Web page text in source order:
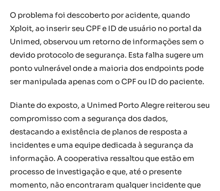
O problema foi descoberto por acidente, quando
Xploit, ao inserir seu CPF e ID de usuário no portal da
Unimed, observou um retorno de informações sem o
devido protocolo de segurança. Esta falha sugere um
ponto vulnerável onde a maioria dos endpoints pode
ser manipulada apenas com o CPF ou ID do paciente.
Diante do exposto, a Unimed Porto Alegre reiterou seu
compromisso com a segurança dos dados,
destacando a existência de planos de resposta a
incidentes e uma equipe dedicada à segurança da
informação. A cooperativa ressaltou que estão em
processo de investigação e que, até o presente
momento, não encontraram qualquer incidente que